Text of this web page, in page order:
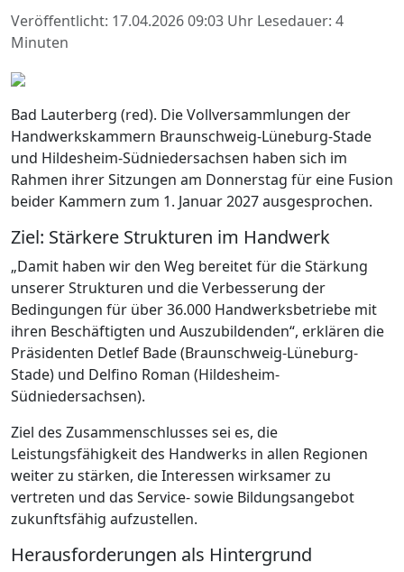
Veröffentlicht: 17.04.2026 09:03 Uhr Lesedauer: 4
Minuten
Bad Lauterberg (red). Die Vollversammlungen der
Handwerkskammern Braunschweig-Lüneburg-Stade
und Hildesheim-Südniedersachsen haben sich im
Rahmen ihrer Sitzungen am Donnerstag für eine Fusion
beider Kammern zum 1. Januar 2027 ausgesprochen.
Ziel: Stärkere Strukturen im Handwerk
„Damit haben wir den Weg bereitet für die Stärkung
unserer Strukturen und die Verbesserung der
Bedingungen für über 36.000 Handwerksbetriebe mit
ihren Beschäftigten und Auszubildenden“, erklären die
Präsidenten Detlef Bade (Braunschweig-Lüneburg-
Stade) und Delfino Roman (Hildesheim-
Südniedersachsen).
Ziel des Zusammenschlusses sei es, die
Leistungsfähigkeit des Handwerks in allen Regionen
weiter zu stärken, die Interessen wirksamer zu
vertreten und das Service- sowie Bildungsangebot
zukunftsfähig aufzustellen.
Herausforderungen als Hintergrund